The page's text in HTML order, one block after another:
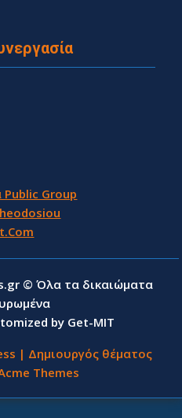
Group
© Όλα τα δικαιώματα
by Get-MIT
| Δημιουργός θέματος
Themes